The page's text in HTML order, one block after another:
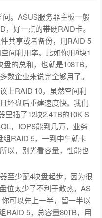
。ASUS服务器主板一般
好一点的带硬RAID卡。
共享或者备份，用RAID 5
间利用率。比如你用8块1
的总和，也就是108TB，
数企业来说完全够用了。
上RAID 10，虽然空间利
坏盘后重建速度快。我们
里插了12块2.4TB的10K S
，IOPS能到几万，业务
组RAID 5，一到中午就卡
以，别光看容量，性能也
至少配4块盘起步，因为很
位太少了不利于散热。AS
可以先上一半，留一半以
RAID 5，总容量80TB，用